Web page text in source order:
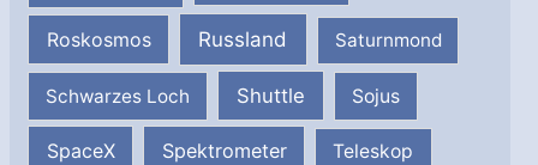
Roskosmos Russland Saturnmond
Schwarzes Loch Shuttle Sojus
SpaceX Spektrometer Teleskop